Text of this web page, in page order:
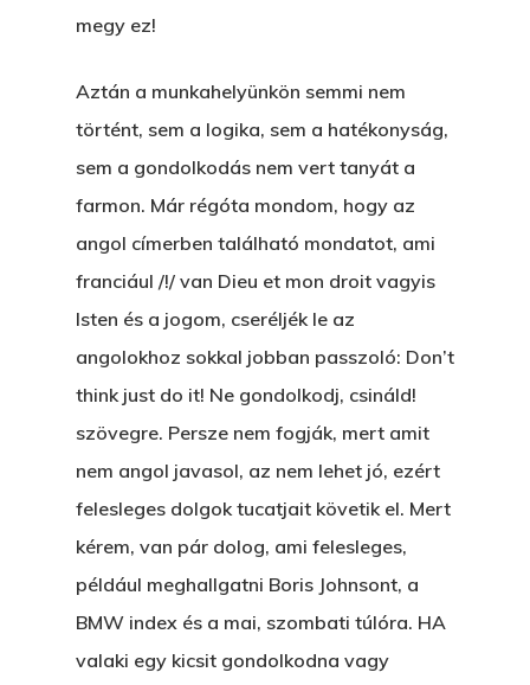
megy ez!
Aztán a munkahelyünkön semmi nem
történt, sem a logika, sem a hatékonyság,
sem a gondolkodás nem vert tanyát a
farmon. Már régóta mondom, hogy az
angol címerben található mondatot, ami
franciául /!/ van Dieu et mon droit vagyis
Isten és a jogom, cseréljék le az
angolokhoz sokkal jobban passzoló: Don’t
think just do it! Ne gondolkodj, csináld!
szövegre. Persze nem fogják, mert amit
nem angol javasol, az nem lehet jó, ezért
felesleges dolgok tucatjait követik el. Mert
kérem, van pár dolog, ami felesleges,
például meghallgatni Boris Johnsont, a
BMW index és a mai, szombati túlóra. HA
valaki egy kicsit gondolkodna vagy